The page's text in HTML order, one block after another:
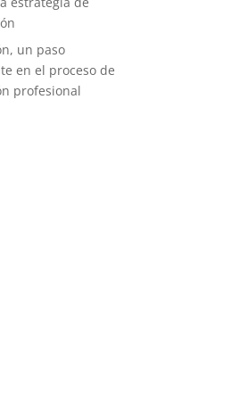
un paso
en el proceso de
profesional